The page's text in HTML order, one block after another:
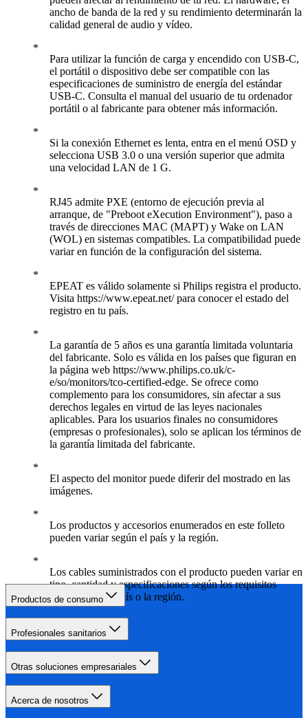
ancho de banda de la red y su rendimiento determinarán la
calidad general de audio y vídeo.
Para utilizar la función de carga y encendido con USB-C,
el portátil o dispositivo debe ser compatible con las
especificaciones de suministro de energía del estándar
USB-C. Consulta el manual del usuario de tu ordenador
portátil o al fabricante para obtener más información.
Si la conexión Ethernet es lenta, entra en el menú OSD y
selecciona USB 3.0 o una versión superior que admita
una velocidad LAN de 1 G.
RJ45 admite PXE (entorno de ejecución previa al
arranque, de "Preboot eXecution Environment"), paso a
través de direcciones MAC (MAPT) y Wake on LAN
(WOL) en sistemas compatibles. La compatibilidad puede
variar en función de la configuración del sistema.
EPEAT es válido solamente si Philips registra el producto.
Visita https://www.epeat.net/ para conocer el estado del
registro en tu país.
La garantía de 5 años es una garantía limitada voluntaria
del fabricante. Solo es válida en los países que figuran en
la página web https://www.philips.co.uk/c-
e/so/monitors/tco-certified-edge. Se ofrece como
complemento para los consumidores, sin afectar a sus
derechos legales en virtud de las leyes nacionales
aplicables. Para los usuarios finales no consumidores
(empresas o profesionales), solo se aplican los términos de
la garantía limitada del fabricante.
El aspecto del monitor puede diferir del mostrado en las
imágenes.
Los productos y accesorios enumerados en este folleto
pueden variar según el país y la región.
Los cables suministrados con el producto pueden variar en
tipo, cantidad y especificaciones según los requisitos
específicos del país o la región.
Productos de consumo
Profesionales sanitarios
Otras soluciones empresariales
Acerca de nosotros